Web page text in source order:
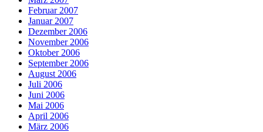
Februar 2007
Januar 2007
Dezember 2006
November 2006
Oktober 2006
September 2006
August 2006
Juli 2006
Juni 2006
Mai 2006
April 2006
März 2006